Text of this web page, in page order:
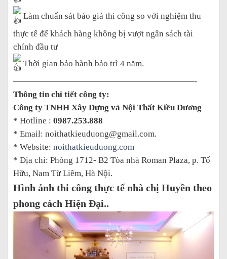
Làm chuẩn sát báo giá thi công so với nghiệm thu
thực tế để khách hàng không bị vượt ngân sách tài
chính đầu tư
Thời gian bảo hành bảo trì 4 năm.
—————————————————————-
Thông tin chi tiết công ty:
Công ty TNHH Xây Dựng và Nội Thất Kiều Dương
* Hotline : 0987.253.888
* Email: noithatkieuduong@gmail.com.
* Website: noithatkieuduong.com
* Địa chỉ: Phòng 1712- B2 Tòa nhà Roman Plaza, p. Tố
Hữu, Nam Từ Liêm, Hà Nội.
Hình ảnh thi công thực tế nhà chị Huyền theo
phong cách Hiện Đại..